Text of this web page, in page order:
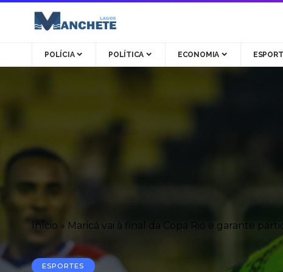
POLÍCIA POLÍTICA ECONOMIA
Início » Maricá vai à final da Copa Rio e garante
ESPORTES